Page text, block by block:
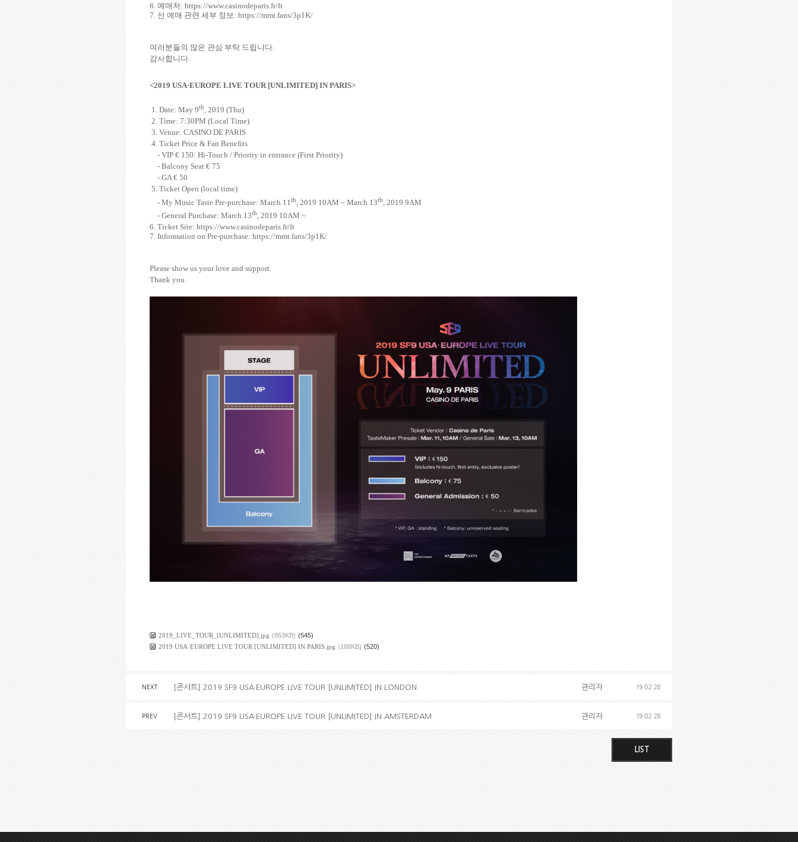
6. 예매처 : https://www.casinodeparis.fr/fr
7. 선 예매 관련 세부 정보: https://mmt.fans/3p1K/
여러분들의 많은 관심 부탁 드립니다.
감사합니다.
<2019 USA·EUROPE LIVE TOUR [UNLIMITED] IN PARIS>
1. Date: May 9th, 2019 (Thu)
2. Time: 7:30PM (Local Time)
3. Venue: CASINO DE PARIS
4. Ticket Price & Fan Benefits
- VIP€ 150: Hi-Touch / Priority in entrance (First Priority)
- Balcony Seat€ 75
- GA€ 50
5. Ticket Open (local time)
- My Music Taste Pre-purchase: March 11th , 2019 10AM ~ March 13th
, 2019 9AM
- General Purchase: March 13th, 2019 10AM ~
6. Ticket Site: https://www.casinodeparis.fr/fr
7. Information on Pre-purchase: https://mmt.fans/3p1K/
Please show us your love and support.
Thank you.
2019_LIVE_TOUR_[UNLIMITED].jpg (853KB) (545)
2019 USA·EUROPE LIVE TOUR [UNLIMITED] IN PARIS.jpg (188KB) (520)
NEXT [콘서트] 2019 SF9 USA·EUROPE LIVE TOUR [UNLIMITED] IN LONDON 관리자 19.02.28
PREV [콘서트] 2019 SF9 USA·EUROPE LIVE TOUR [UNLIMITED] IN AMSTERDAM 관리자 19.02.28
LIST